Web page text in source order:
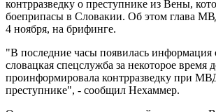
контрразведку о преступнике из Вены,
боеприпасы в Словакии. Об этом глава
4 ноября, на брифинге.
"В последние часы появилась информация
словацкая спецслужба за некоторое время
проинформировала контрразведку при
преступнике", - сообщил Нехаммер.